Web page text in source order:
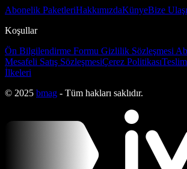
Abonelik PaketleriHakkımızdaKünyeBize
Koşullar
Ön Bilgilendirme Formu Gizlilik Sözleşmesi
Mesafeli Satış SözleşmesiÇerez Politikası
İlkeleri
© 2025 bmag - Tüm hakları saklıdır.